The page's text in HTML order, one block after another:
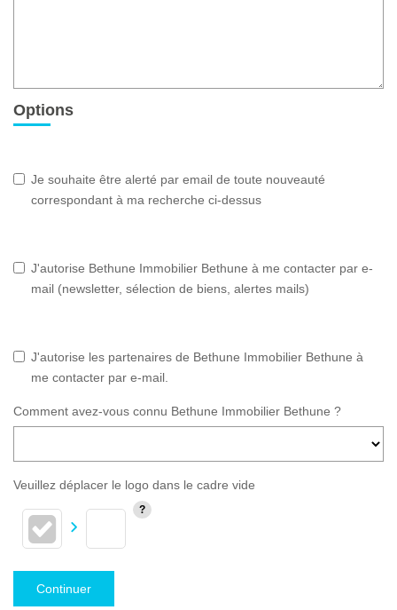
Options
Je souhaite être alerté par email de toute nouveauté
correspondant à ma recherche ci-dessus
J'autorise Bethune Immobilier Bethune à me contacter par e-
mail (newsletter, sélection de biens, alertes mails)
J'autorise les partenaires de Bethune Immobilier Bethune à
me contacter par e-mail.
Comment avez-vous connu Bethune Immobilier Bethune ?
Veuillez déplacer le logo dans le cadre vide
Continuer